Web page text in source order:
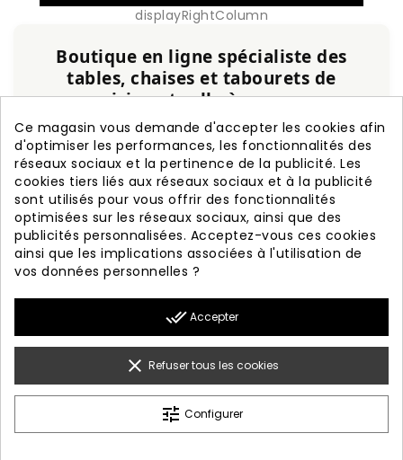
displayRightColumn
Boutique en ligne spécialiste des
tables, chaises et tabourets de
cuisine et salle à manger
Service personnalisé, expérience et qualité
garanties.
+20 ans d'expérience
Fabrication nationale
Garantie de 3 ans
Livraison rapide
PRODUITS 

INFORMATION 
© 2026 - Diseño Web By Optimiza
Ce magasin vous demande d'accepter les cookies afin
d'optimiser les performances, les fonctionnalités des
réseaux sociaux et la pertinence de la publicité. Les
cookies tiers liés aux réseaux sociaux et à la publicité
sont utilisés pour vous offrir des fonctionnalités
optimisées sur les réseaux sociaux, ainsi que des
publicités personnalisées. Acceptez-vous ces cookies
ainsi que les implications associées à l'utilisation de
vos données personnelles ?
done_all Accepter
clear Refuser tous les cookies
tune Configurer